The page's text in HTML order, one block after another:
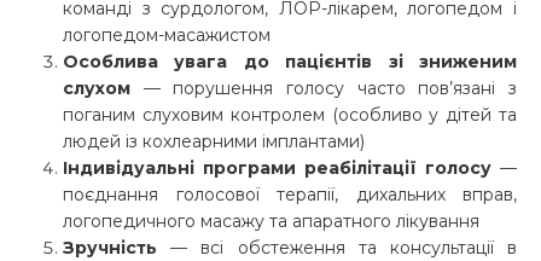
команді з сурдологом, ЛОР-лікарем, логопедом і
логопедом-масажистом
Особлива увага до пацієнтів зі зниженим
слухом — порушення голосу часто пов’язані з
поганим слуховим контролем (особливо у дітей та
людей із кохлеарними імплантами)
Індивідуальні програми реабілітації голосу —
поєднання голосової терапії, дихальних вправ,
логопедичного масажу та апаратного лікування
Зручність — всі обстеження та консультації в